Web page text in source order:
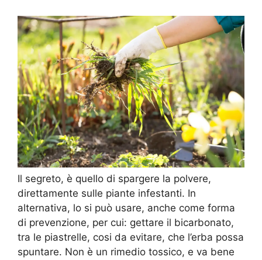
Il segreto, è quello di spargere la polvere,
direttamente sulle piante infestanti. In
alternativa, lo si può usare, anche come forma
di prevenzione, per cui: gettare il bicarbonato,
tra le piastrelle, cosi da evitare, che l’erba possa
spuntare. Non è un rimedio tossico, e va bene